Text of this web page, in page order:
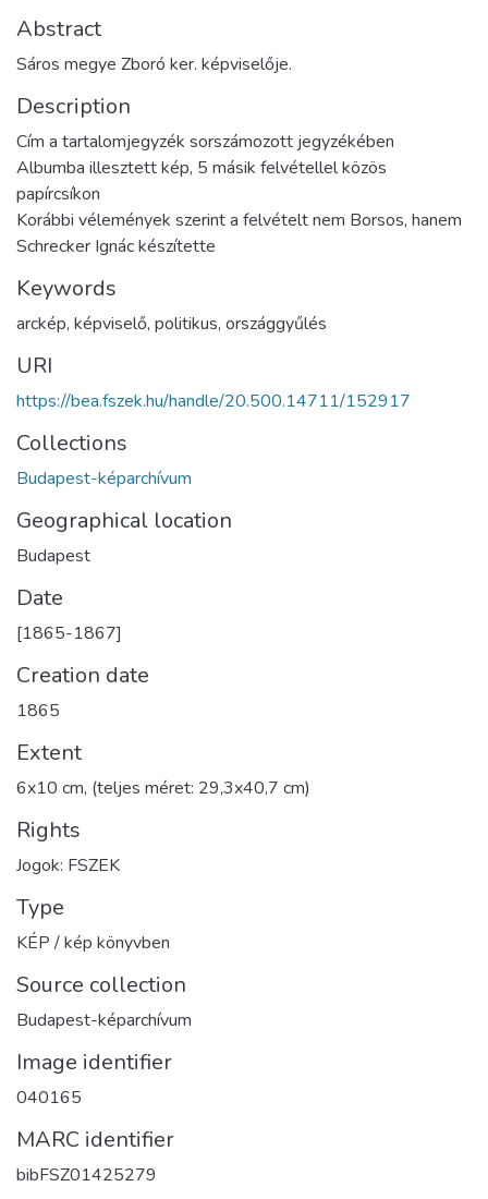
Abstract
Sáros megye Zboró ker. képviselője.
Description
Cím a tartalomjegyzék sorszámozott jegyzékében
Albumba illesztett kép, 5 másik felvétellel közös
papírcsíkon
Korábbi vélemények szerint a felvételt nem Borsos, hanem
Schrecker Ignác készítette
Keywords
arckép, képviselő, politikus, országgyűlés
URI
https://bea.fszek.hu/handle/20.500.14711/152917
Collections
Budapest-képarchívum
Geographical location
Budapest
Date
[1865-1867]
Creation date
1865
Extent
6x10 cm, (teljes méret: 29,3x40,7 cm)
Rights
Jogok: FSZEK
Type
KÉP / kép könyvben
Source collection
Budapest-képarchívum
Image identifier
040165
MARC identifier
bibFSZ01425279